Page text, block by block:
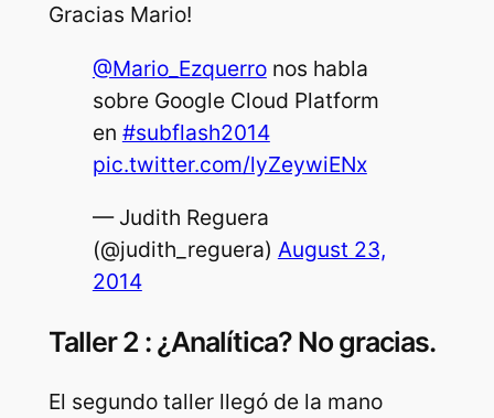
Gracias Mario!
@Mario_Ezquerronos habla
sobre Google Cloud Platform
en #subflash2014
pic.twitter.com/lyZeywiENx
— Judith Reguera
(@judith_reguera) August 23,
2014
Taller 2 : ¿Analítica? No gracias.
El segundo taller llegó de la mano